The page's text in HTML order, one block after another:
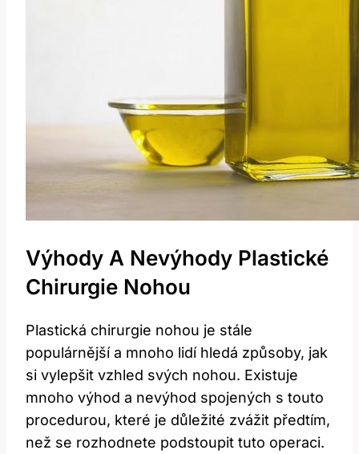
Výhody A Nevýhody Plastické
Chirurgie Nohou
Plastická ‌chirurgie nohou je stále
populárnější a mnoho lidí hledá způsoby, jak
si vylepšit vzhled​ svých nohou. Existuje
mnoho výhod a nevýhod spojených s touto
procedurou, které⁤ je důležité zvážit předtím,
než‍ se rozhodnete podstoupit tuto operaci.